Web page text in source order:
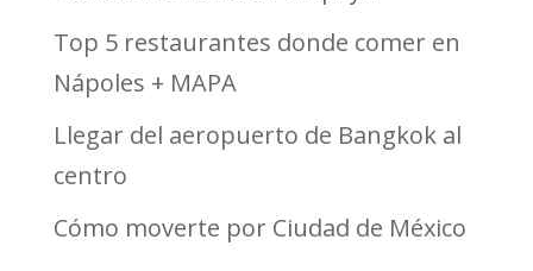
Top 5 restaurantes donde comer en
Nápoles + MAPA
Llegar del aeropuerto de Bangkok al
centro
Cómo moverte por Ciudad de México